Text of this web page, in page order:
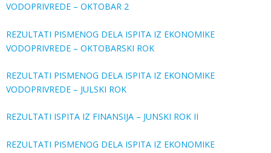
VODOPRIVREDE – OKTOBAR 2
REZULTATI PISMENOG DELA ISPITA IZ EKONOMIKE
VODOPRIVREDE – OKTOBARSKI ROK
REZULTATI PISMENOG DELA ISPITA IZ EKONOMIKE
VODOPRIVREDE – JULSKI ROK
REZULTATI ISPITA IZ FINANSIJA – JUNSKI ROK II
REZULTATI PISMENOG DELA ISPITA IZ EKONOMIKE